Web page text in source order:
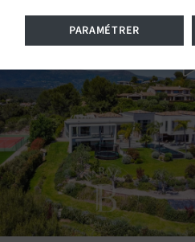
PARAMÉTRER